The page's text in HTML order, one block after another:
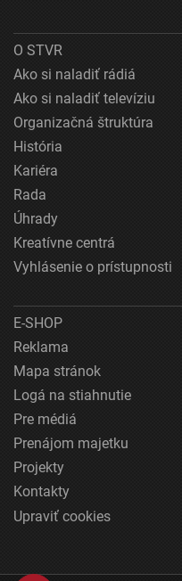
O STVR
Ako si naladiť rádiá
Ako si naladiť televíziu
Organizačná štruktúra
História
Kariéra
Rada
Úhrady
Kreatívne centrá
Vyhlásenie o prístupnosti
E-SHOP
Reklama
Mapa stránok
Logá na stiahnutie
Pre médiá
Prenájom majetku
Projekty
Kontakty
Upraviť cookies